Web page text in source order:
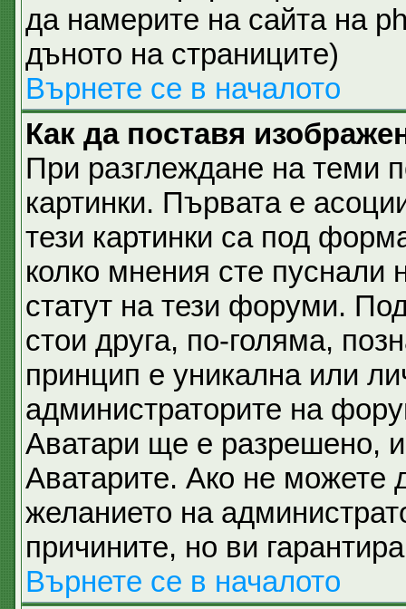
да намерите на сайта на
дъното на страниците)
Върнете се в началото
Как да поставя
При разглеждане на теми
картинки. Първата е
тези картинки са под
колко мнения сте
статут на тези форуми.
стои друга, по-голяма,
принцип е уникална или
администраторите на
Аватари ще е разрешено,
Аватарите. Ако не можете
желанието на
причините, но ви
Върнете се в началото